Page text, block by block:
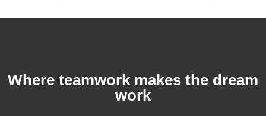
Where teamwork makes the dream
work